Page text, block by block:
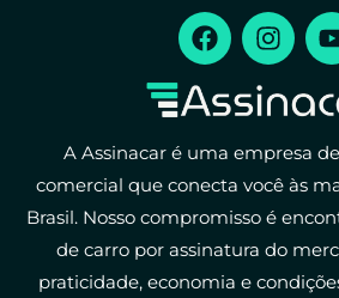
A Assinacar é uma empresa
comercial que conecta você às
Brasil. Nosso compromisso é
de carro por assinatura do
praticidade, economia e